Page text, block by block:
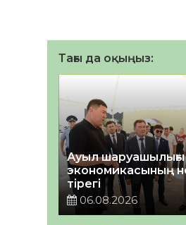
Тағы да оқыңыз:
Ауыл шаруашылығы
экономикасының
тірегі
06.08.2026